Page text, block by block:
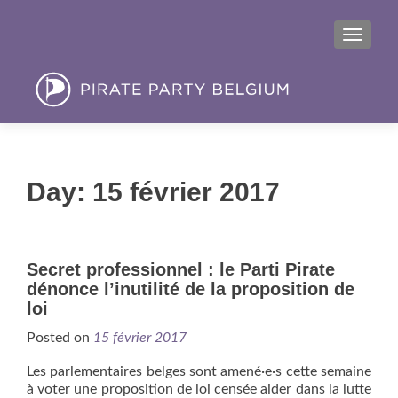
MENU
Day: 15 février 2017
Secret professionnel : le Parti Pirate
dénonce l’inutilité de la proposition de
loi
Posted on 15 février 2017
Les parlementaires belges sont amené·e·s cette semaine
à voter une proposition de loi censée aider dans la lutte